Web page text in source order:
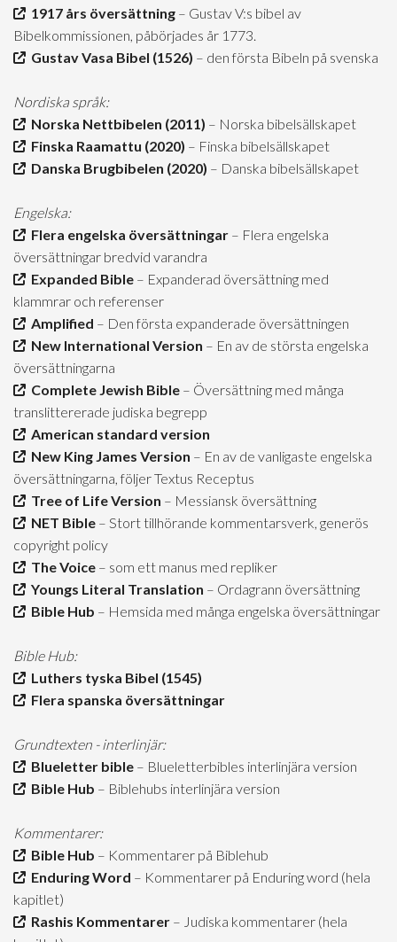
1917 års översättning – Gustav V:s bibel av
Bibelkommissionen, påbörjades år 1773.
Gustav Vasa Bibel (1526) – den första Bibeln på svenska
Nordiska språk:
Norska Nettbibelen (2011) – Norska bibelsällskapet
Finska Raamattu (2020) – Finska bibelsällskapet
Danska Brugbibelen (2020) – Danska bibelsällskapet
Engelska:
Flera engelska översättningar – Flera engelska
översättningar bredvid varandra
Expanded Bible – Expanderad översättning med
klammrar och referenser
Amplified – Den första expanderade översättningen
New International Version – En av de största engelska
översättningarna
Complete Jewish Bible – Översättning med många
translittererade judiska begrepp
American standard version
New King James Version – En av de vanligaste engelska
översättningarna, följer Textus Receptus
Tree of Life Version – Messiansk översättning
NET Bible – Stort tillhörande kommentarsverk, generös
copyright policy
The Voice – som ett manus med repliker
Youngs Literal Translation – Ordagrann översättning
Bible Hub – Hemsida med många engelska översättningar
Bible Hub:
Luthers tyska Bibel (1545)
Flera spanska översättningar
Grundtexten - interlinjär:
Blueletter bible – Blueletterbibles interlinjära version
Bible Hub – Biblehubs interlinjära version
Kommentarer:
Bible Hub – Kommentarer på Biblehub
Enduring Word – Kommentarer på Enduring word (hela
kapitlet)
Rashis Kommentarer – Judiska kommentarer (hela